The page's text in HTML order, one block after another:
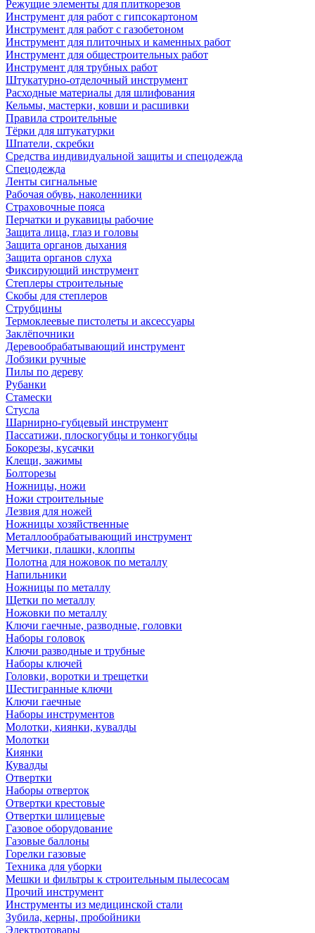
Режущие элементы для плиткорезов
Инструмент для работ с гипсокартоном
Инструмент для работ с газобетоном
Инструмент для плиточных и каменных работ
Инструмент для общестроительных работ
Инструмент для трубных работ
Штукатурно-отделочный инструмент
Расходные материалы для шлифования
Кельмы, мастерки, ковши и расшивки
Правила строительные
Тёрки для штукатурки
Шпатели, скребки
Средства индивидуальной защиты и спецодежда
Спецодежда
Ленты сигнальные
Рабочая обувь, наколенники
Страховочные пояса
Перчатки и рукавицы рабочие
Защита лица, глаз и головы
Защита органов дыхания
Защита органов слуха
Фиксирующий инструмент
Степлеры строительные
Скобы для степлеров
Струбцины
Термоклеевые пистолеты и аксессуары
Заклёпочники
Деревообрабатывающий инструмент
Лобзики ручные
Пилы по дереву
Рубанки
Стамески
Стусла
Шарнирно-губцевый инструмент
Пассатижи, плоскогубцы и тонкогубцы
Бокорезы, кусачки
Клещи, зажимы
Болторезы
Ножницы, ножи
Ножи строительные
Лезвия для ножей
Ножницы хозяйственные
Металлообрабатывающий инструмент
Метчики, плашки, клоппы
Полотна для ножовок по металлу
Напильники
Ножницы по металлу
Щетки по металлу
Ножовки по металлу
Ключи гаечные, разводные, головки
Наборы головок
Ключи разводные и трубные
Наборы ключей
Головки, воротки и трещетки
Шестигранные ключи
Ключи гаечные
Наборы инструментов
Молотки, киянки, кувалды
Молотки
Киянки
Кувалды
Отвертки
Наборы отверток
Отвертки крестовые
Отвертки шлицевые
Газовое оборудование
Газовые баллоны
Горелки газовые
Техника для уборки
Мешки и фильтры к строительным пылесосам
Прочий инструмент
Инструменты из медицинской стали
Зубила, керны, пробойники
Электротовары